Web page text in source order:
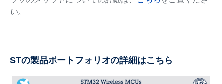
い。
STの製品ポートフォリオの詳細はこちら